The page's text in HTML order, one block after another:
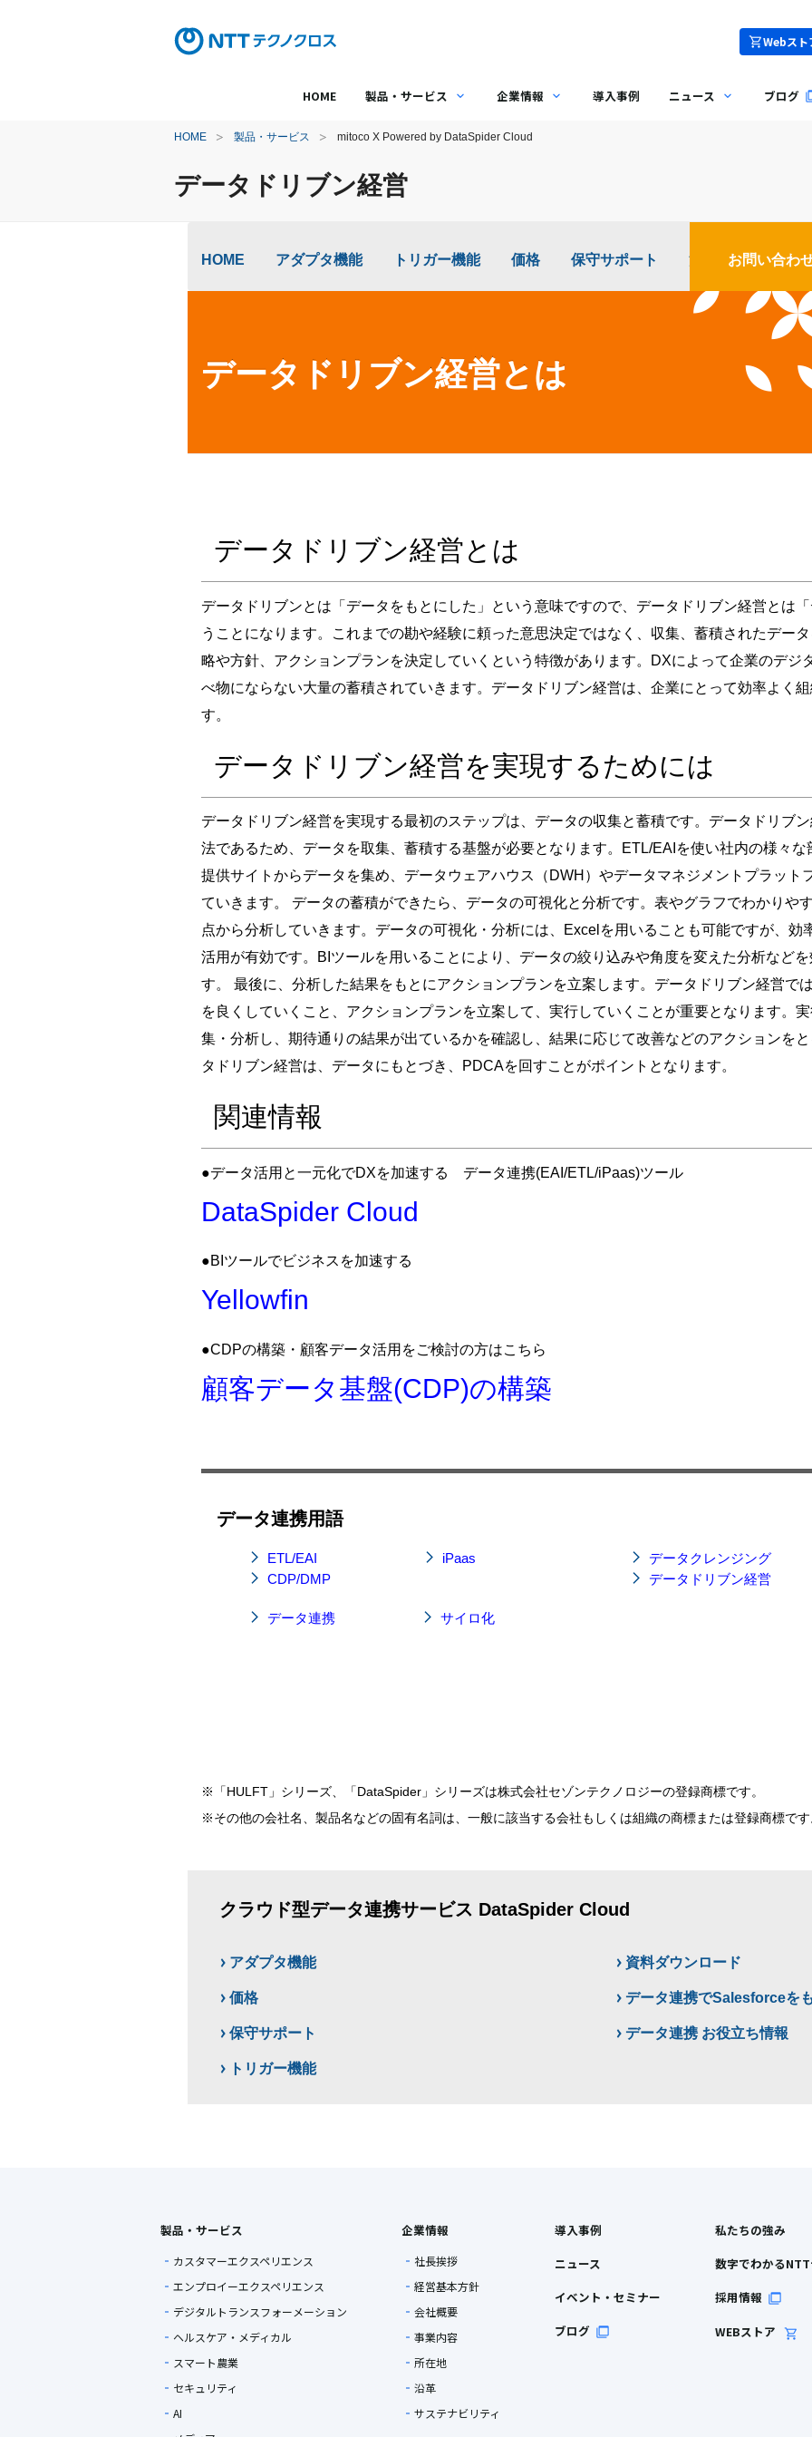
Webスト
HOME 製品・サービス 企業情報 導入事例 ニュース ブログ
HOME 製品・サービス mitoco X Powered by DataSpider Cloud
データドリブン経営
HOME アダプタ機能 トリガー機能 価格 保守サポート 活用事例お問い合わ
データドリブン経営とは
データドリブン経営とは
データドリブンとは「データをもとにした」という意味ですので、データドリブン経営とは
うことになります。これまでの勘や経験に頼った意思決定ではなく、収集、蓄積されたデー
略や方針、アクションプランを決定していくという特徴があります。DXによって企業のデジ
べ物にならない大量の蓄積されていきます。データドリブン経営は、企業にとって効率よく
す。
データドリブン経営を実現するためには
データドリブン経営を実現する最初のステップは、データの収集と蓄積です。データドリブ
法であるため、データを取集、蓄積する基盤が必要となります。ETL/EAIを使い社内の様々
提供サイトからデータを集め、データウェアハウス（DWH）やデータマネジメントプラット
ていきます。 データの蓄積ができたら、データの可視化と分析です。表やグラフでわかりや
点から分析していきます。データの可視化・分析には、Excelを用いることも可能ですが、効
活用が有効です。BIツールを用いることにより、データの絞り込みや角度を変えた分析など
す。 最後に、分析した結果をもとにアクションプランを立案します。データドリブン経営で
を良くしていくこと、アクションプランを立案して、実行していくことが重要となります。
集・分析し、期待通りの結果が出ているかを確認し、結果に応じて改善などのアクションを
タドリブン経営は、データにもとづき、PDCAを回すことがポイントとなります。
関連情報
●データ活用と一元化でDXを加速する データ連携(EAI/ETL/iPaas)ツール
DataSpider Cloud
●BIツールでビジネスを加速する
Yellowfin
●CDPの構築・顧客データ活用をご検討の方はこちら
顧客データ基盤(CDP)の構築
データ連携用語
ETL/EAI
iPaas
CDP/DMP
データクレンジング
データドリブン経営
データ連携 サイロ化
※「HULFT」シリーズ、「DataSpider」シリーズは株式会社セゾンテクノロジーの登録商標です。
※その他の会社名、製品名などの固有名詞は、一般に該当する会社もしくは組織の商標または登録商標で
クラウド型データ連携サービス DataSpider Cloud
アダプタ機能
価格
保守サポート
トリガー機能
資料ダウンロード
データ連携でSalesforceを
データ連携 お役立ち情報
製品・サービス
カスタマーエクスペリエンス
エンプロイーエクスペリエンス
デジタルトランスフォーメーション
ヘルスケア・メディカル
スマート農業
セキュリティ
AI
企業情報
社長挨拶
経営基本方針
会社概要
事業内容
所在地
沿革
サステナビリティ
導入事例
ニュース
イベント・セミナー
ブログ
私たちの強み
数字でわかる
採用情報
WEBストア